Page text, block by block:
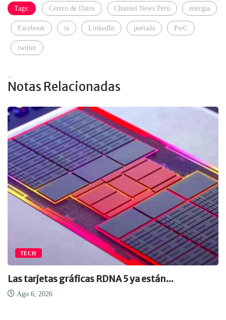
Tags: Centro de Datos Channel News Perú energía
Facebook ia LinkedIn portada PwC
twitter
Notas Relacionadas
TECH
Las tarjetas gráficas RDNA 5 ya están...
Ago 6, 2026